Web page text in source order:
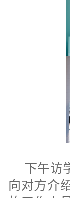
下午
向对方介